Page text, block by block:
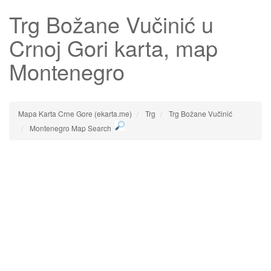
Trg Božane Vučinić u
Crnoj Gori karta, map
Montenegro
Mapa Karta Crne Gore (ekarta.me) Trg
Trg Božane Vučinić
Montenegro Map Search